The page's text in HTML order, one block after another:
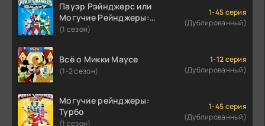
Пауэр Рэйнджерс или
Могучие Рейнджеры:
Затерянная Галактика
(1 сезон)
1-45 серия
(Дублированный)
Всё о Микки Маусе
(1-2 сезон)
1-12 серия
(Дублированный)
Могучие рейнджеры:
Турбо
(1 сезон)
1-45 серия
(Дублированный)